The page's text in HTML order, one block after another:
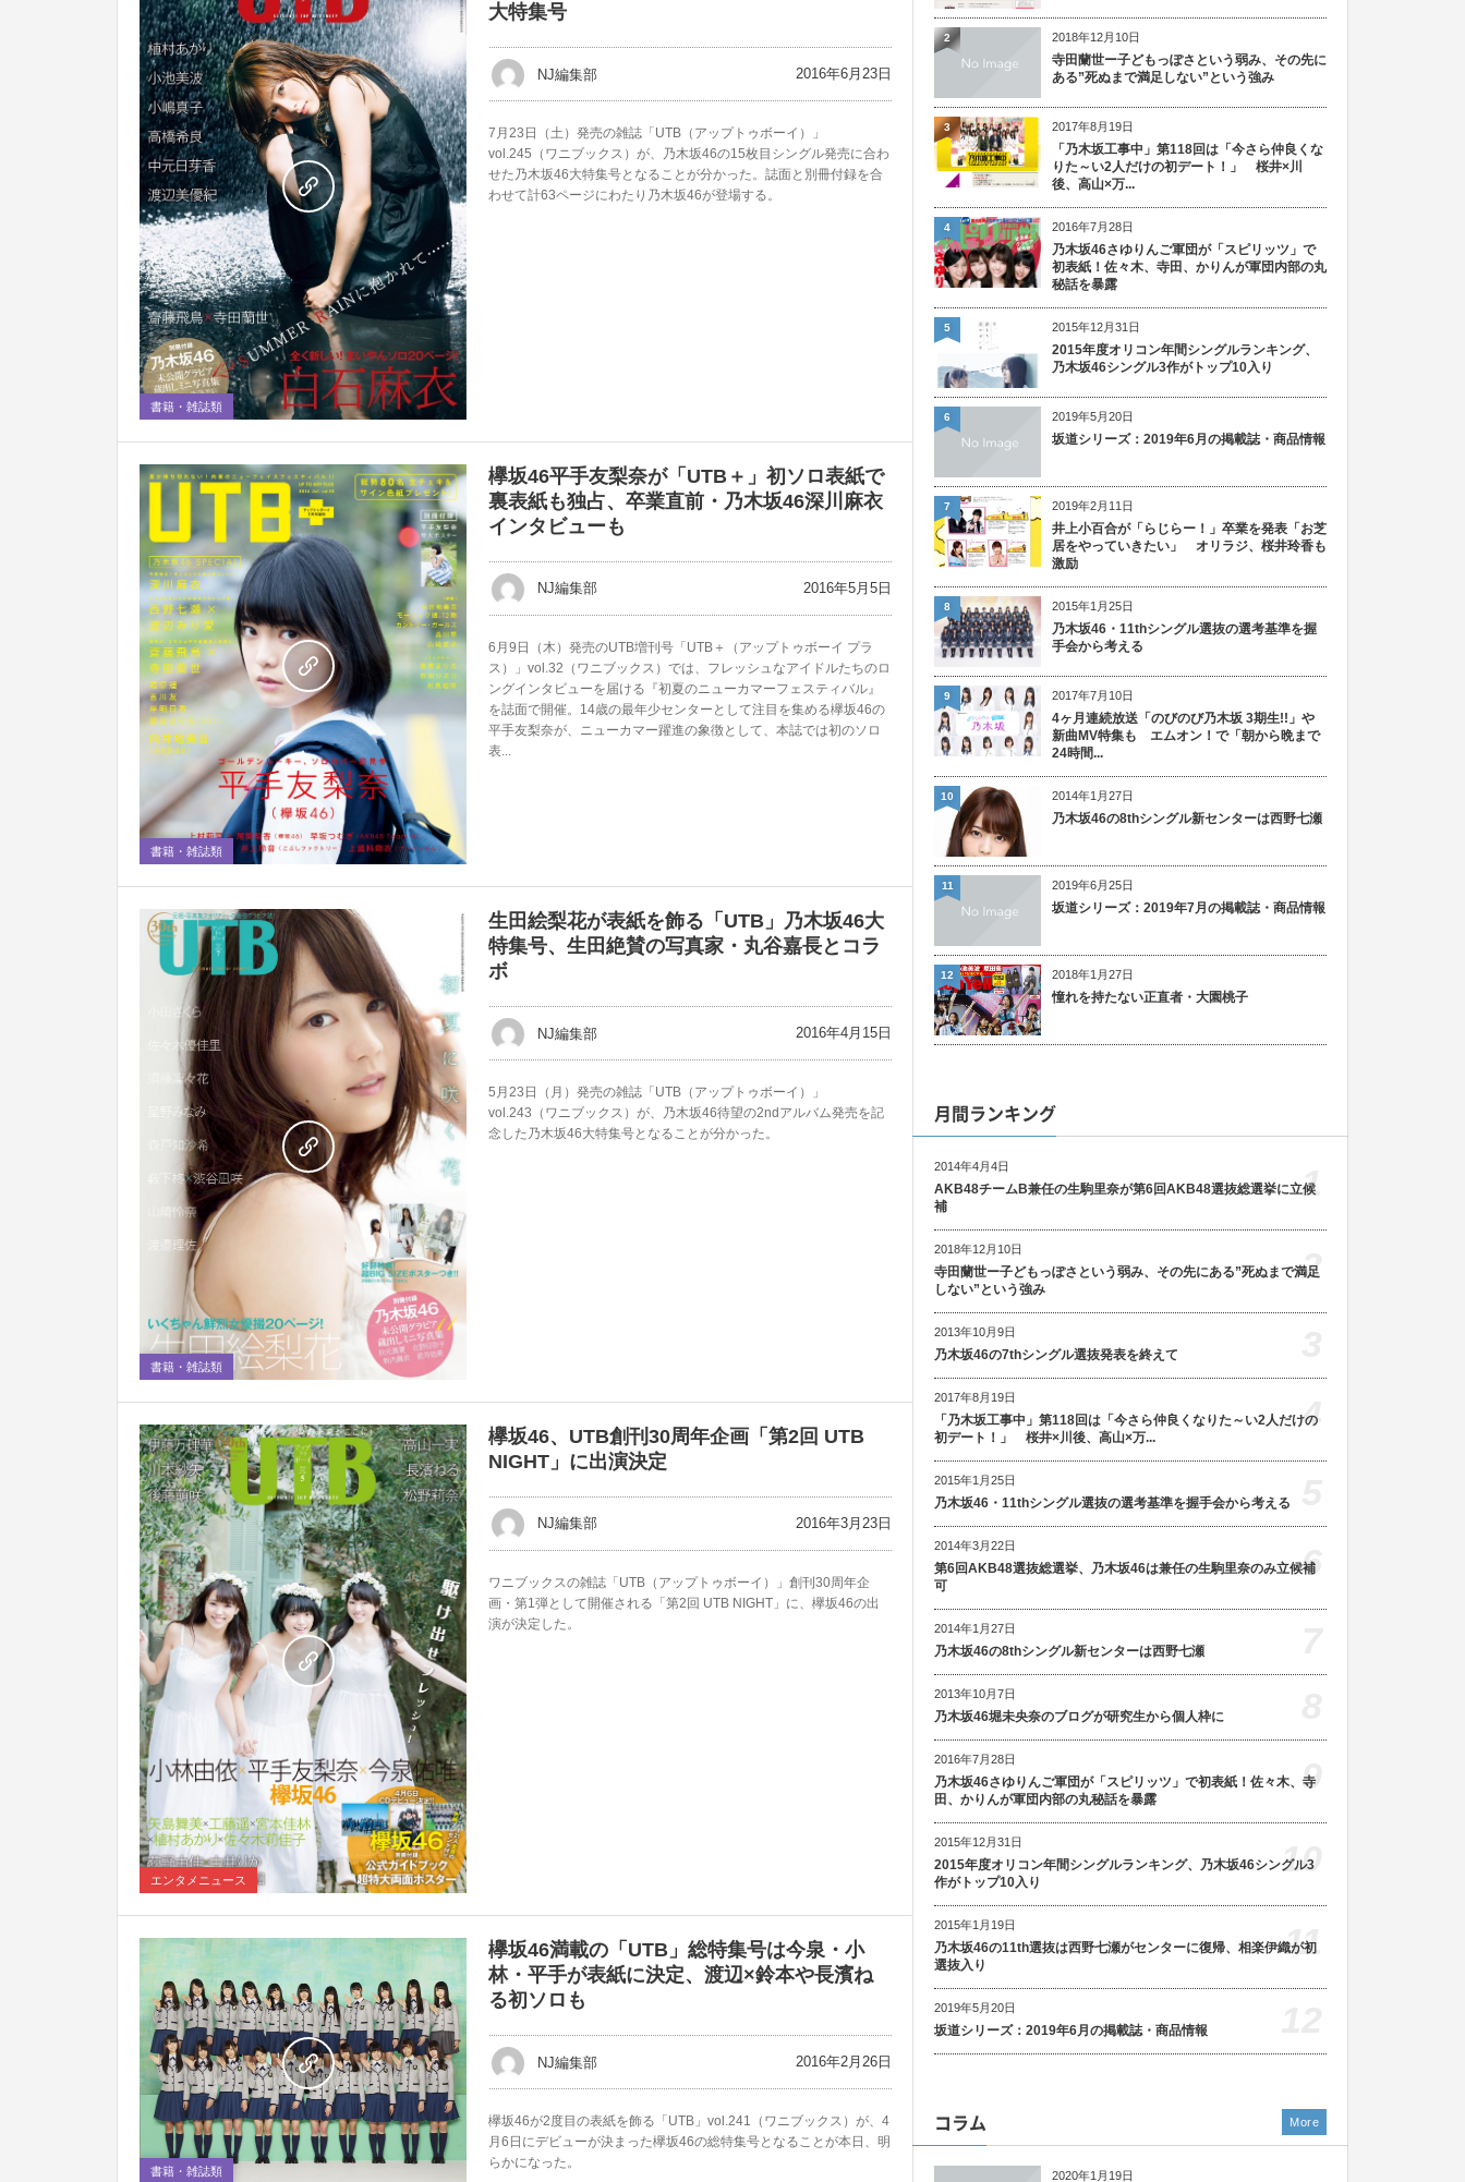
書籍・雑誌類
1
大特集号
NJ編集部 2016年6月23日
7月23日（土）発売の雑誌「UTB（アップトゥボーイ）」
vol.245（ワニブックス）が、乃木坂46の15枚目シングル発売に合わ
せた乃木坂46大特集号となることが分かった。誌面と別冊付録を合
わせて計63ページにわたり乃木坂46が登場する。
書籍・雑誌類
0
欅坂46平手友梨奈が「UTB＋」初ソロ表紙で
裏表紙も独占、卒業直前・乃木坂46深川麻衣
インタビューも
NJ編集部 2016年5月5日
6月9日（木）発売のUTB増刊号「UTB＋（アップトゥボーイ プラ
ス）」vol.32（ワニブックス）では、フレッシュなアイドルたちのロ
ングインタビューを届ける『初夏のニューカマーフェスティバル』
を誌面で開催。14歳の最年少センターとして注目を集める欅坂46の
平手友梨奈が、ニューカマー躍進の象徴として、本誌では初のソロ
表...
書籍・雑誌類
0
生田絵梨花が表紙を飾る「UTB」乃木坂46大
特集号、生田絶賛の写真家・丸谷嘉長とコラ
ボ
NJ編集部 2016年4月15日
5月23日（月）発売の雑誌「UTB（アップトゥボーイ）」
vol.243（ワニブックス）が、乃木坂46待望の2ndアルバム発売を記
念した乃木坂46大特集号となることが分かった。
エンタメニュース
欅坂46、UTB創刊30周年企画「第2回 UTB
NIGHT」に出演決定
NJ編集部 2016年3月23日
ワニブックスの雑誌「UTB（アップトゥボーイ）」創刊30周年企
画・第1弾として開催される「第2回 UTB NIGHT」に、欅坂46の出
演が決定した。
書籍・雑誌類
0
欅坂46満載の「UTB」総特集号は今泉・小
林・平手が表紙に決定、渡辺×鈴本や長濱ね
る初ソロも
NJ編集部 2016年2月26日
欅坂46が2度目の表紙を飾る「UTB」vol.241（ワニブックス）が、4
月6日にデビューが決まった欅坂46の総特集号となることが本日、明
らかになった。
2018年12月10日
寺田蘭世ー子どもっぽさという弱み、その先に
ある”死ぬまで満足しない”という強み
2
2017年8月19日
「乃木坂工事中」第118回は「今さら仲良くな
りた～い2人だけの初デート！」 桜井×川
後、高山×万...
3
2016年7月28日
乃木坂46さゆりんご軍団が「スピリッツ」で
初表紙！佐々木、寺田、かりんが軍団内部の丸
秘話を暴露
4
2015年12月31日
2015年度オリコン年間シングルランキング、
乃木坂46シングル3作がトップ10入り
5
2019年5月20日
坂道シリーズ：2019年6月の掲載誌・商品情報
6
2019年2月11日
井上小百合が「らじらー！」卒業を発表「お芝
居をやっていきたい」 オリラジ、桜井玲香も
激励
7
2015年1月25日
乃木坂46・11thシングル選抜の選考基準を握
手会から考える
8
2017年7月10日
4ヶ月連続放送「のびのび乃木坂 3期生!!」や
新曲MV特集も エムオン！で「朝から晩まで
24時間...
9
2014年1月27日
乃木坂46の8thシングル新センターは西野七瀬
10
2019年6月25日
坂道シリーズ：2019年7月の掲載誌・商品情報
11
2018年1月27日
憧れを持たない正直者・大園桃子
12
月間ランキング
2014年4月4日
AKB48チームB兼任の生駒里奈が第6回AKB48選抜総選挙に立候
補
1
2018年12月10日
寺田蘭世ー子どもっぽさという弱み、その先にある”死ぬまで満足
しない”という強み
2
2013年10月9日
乃木坂46の7thシングル選抜発表を終えて
2017年8月19日
「乃木坂工事中」第118回は「今さら仲良くなりた～い2人だけの
初デート！」 桜井×川後、高山×万...
4
2015年1月25日
乃木坂46・11thシングル選抜の選考基準を握手会から考える
2014年3月22日
第6回AKB48選抜総選挙、乃木坂46は兼任の生駒里奈のみ立候補
可
6
2014年1月27日
乃木坂46の8thシングル新センターは西野七瀬
2013年10月7日
乃木坂46堀未央奈のブログが研究生から個人枠に
2016年7月28日
乃木坂46さゆりんご軍団が「スピリッツ」で初表紙！佐々木、寺
田、かりんが軍団内部の丸秘話を暴露
9
2015年12月31日
2015年度オリコン年間シングルランキング、乃木坂46シングル3
作がトップ10入り
10
2015年1月19日
乃木坂46の11th選抜は西野七瀬がセンターに復帰、相楽伊織が初
選抜入り
11
2019年5月20日
坂道シリーズ：2019年6月の掲載誌・商品情報
コラム
2020年1月19日
More